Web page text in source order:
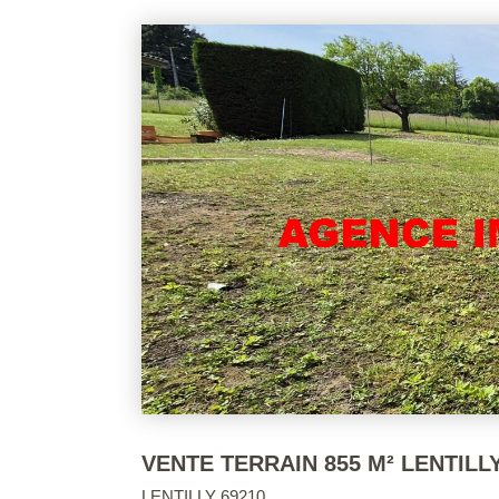
VENTE TERRAIN 855 M²